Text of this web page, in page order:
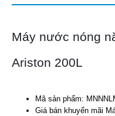
Máy nước nóng
Ariston 200L
Mã sản phẩm:
Giá bán khuyến mãi